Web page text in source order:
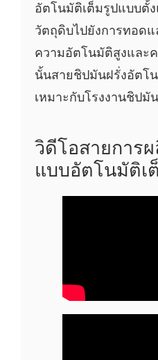
อัตโนมัติเต็มรูปแบบตั้
วัตถุดิบไปยังการทอด
ความอัตโนมัติสูงและ
นั้นสายชิปมันฝรั่งอัตโ
เหมาะกับโรงงานชิป
วิดีโอสายการ
แบบอัตโนมัติเ